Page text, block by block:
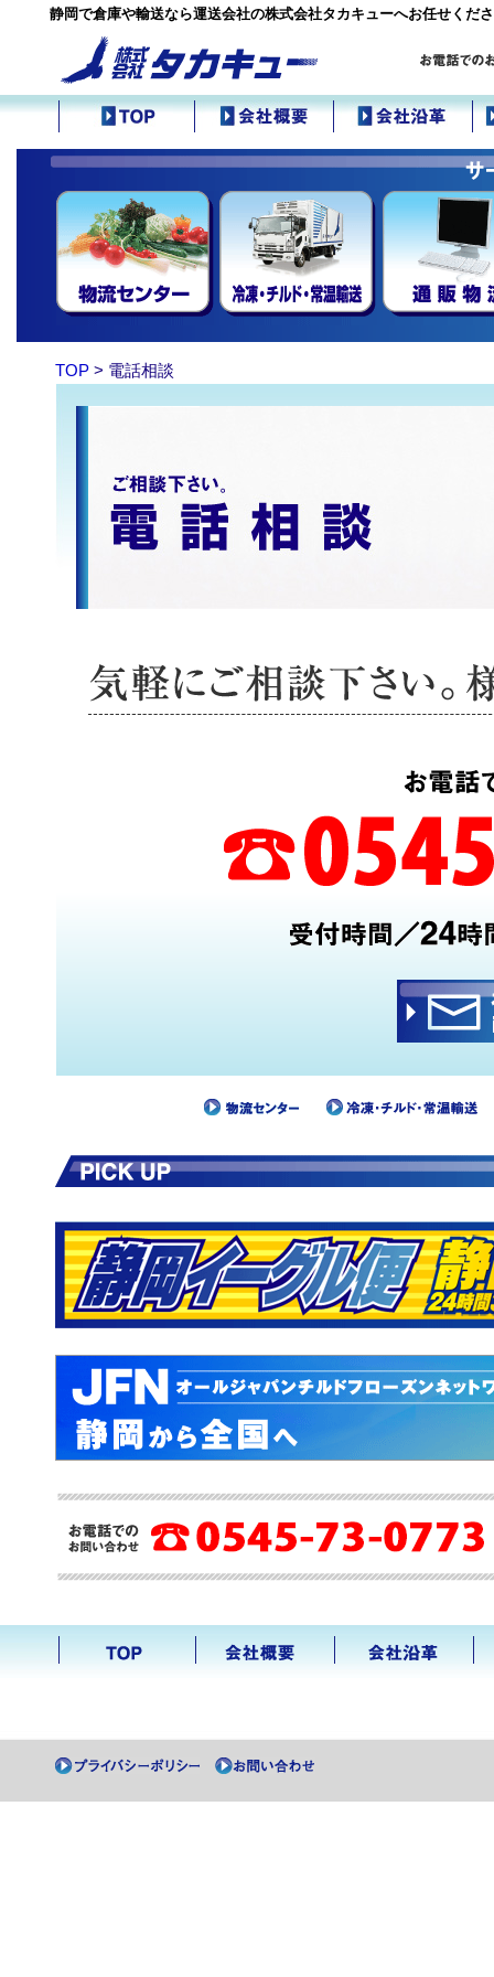
静岡で倉庫や輸送なら運送会社の株式会社タカキューへお任せくだ
TOP > 電話相談